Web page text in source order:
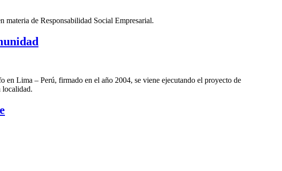
de Responsabilidad Social Empresarial.
en Lima – Perú, firmado en el año 2004, se viene ejecutando el proyecto de
localidad.